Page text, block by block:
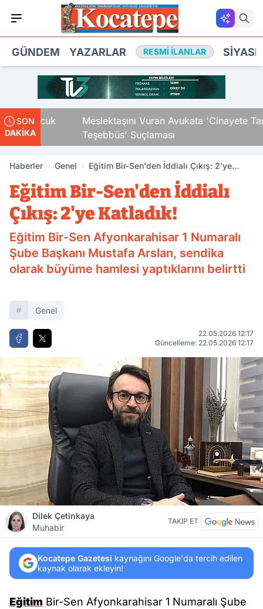
GÜNDEM YAZARLAR RESMI İLANLAR
SON
DAKİKA
Çocuk
Meslektaşını Vuran Avukata 'Cinayete Tam
Teşebbüs' Suçlaması
Haberler Genel
Eğitim Bir-Sen'den İddialı Çıkış: 2'ye
Eğitim Bir-Sen'den İddialı
Çıkış: 2'ye Katladık!
Eğitim Bir-Sen Afyonkarahisar 1 Numaralı
Şube Başkanı Mustafa Arslan, sendika
olarak büyüme hamlesi yaptıklarını belirtti
Genel
22.05.2026 12:17
Güncelleme: 22.05.2026 12:17
Dilek Çetinkaya
Muhabir
TAKİP ET
Kocatepe Gazetesi kaynağını Google'da tercih edilen
kaynak olarak ekleyin!
Eğitim Bir-Sen Afyonkarahisar 1 Numaralı Şube